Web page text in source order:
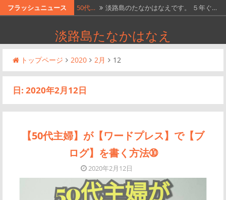
ン
へ
キ
フラッシュニュース 50代… 淡路島のたなかはなえです。 ５年ぐ…
【50…
【50… 淡路島のたなかはなえです。 引き寄…
【50…
淡路島たなかはなえ
トップページ 2020 2月 12
日: 2020年2月12日
【50代主婦】が【ワードプレス】で【ブ
ログ】を書く方法➉
2020年2月12日